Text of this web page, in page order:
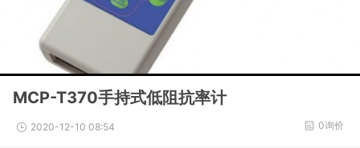
MCP-T370手持式低阻抗率计
2020-12-10 08:54 0询价